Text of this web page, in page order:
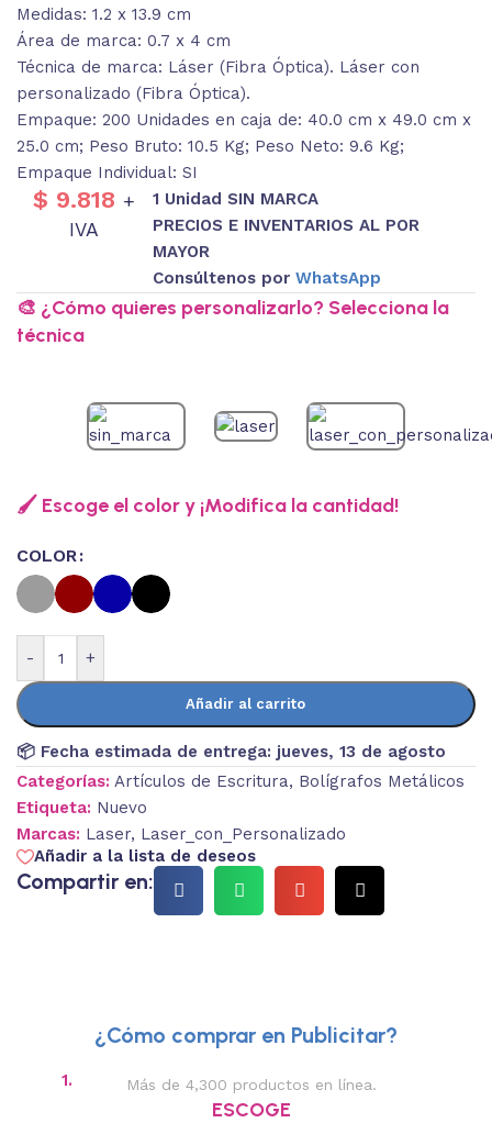
Medidas: 1.2 x 13.9 cm
Área de marca: 0.7 x 4 cm
Técnica de marca: Láser (Fibra Óptica). Láser con
personalizado (Fibra Óptica).
Empaque: 200 Unidades en caja de: 40.0 cm x 49.0 cm x
25.0 cm; Peso Bruto: 10.5 Kg; Peso Neto: 9.6 Kg;
Empaque Individual: SI
$ 9.818 +
IVA
1 Unidad SIN MARCA
PRECIOS E INVENTARIOS AL POR
MAYOR
Consúltenos por WhatsApp
🎨 ¿Cómo quieres personalizarlo? Selecciona la
técnica
🖌️ Escoge el color y ¡Modifica la cantidad!
COLOR
- +
Añadir al carrito
📦 Fecha estimada de entrega: jueves, 13 de agosto
Categorías: Artículos de Escritura, Bolígrafos Metálicos
Etiqueta: Nuevo
Marcas: Laser, Laser_con_Personalizado
Añadir a la lista de deseos
Compartir en:
¿Cómo comprar en Publicitar?
1. Más de 4,300 productos en línea.
ESCOGE